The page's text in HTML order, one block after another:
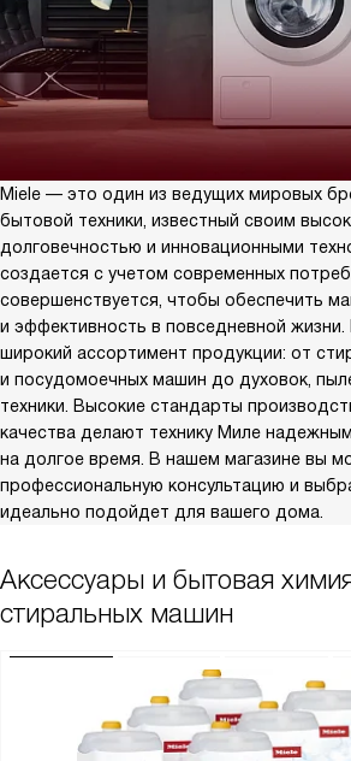
Miele — это один из ведущих мировых
бытовой техники, известный своим
долговечностью и инновационными
создается с учетом современных
совершенствуется, чтобы обеспечить
и эффективность в повседневной жизни.
широкий ассортимент продукции: от
и посудомоечных машин до духовок,
техники. Высокие стандарты
качества делают технику Миле
на долгое время. В нашем магазине вы
профессиональную консультацию и
идеально подойдет для вашего дома.
Аксессуары и бытовая
стиральных машин